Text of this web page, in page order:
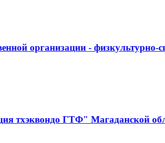
организации -
тхэквондо ГТФ" Магаданской